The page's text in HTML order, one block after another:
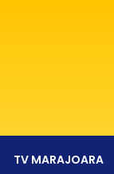
TV MARAJOARA